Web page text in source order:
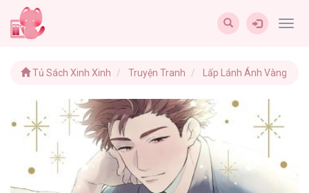
Tủ Sách Xinh Xinh Truyện Tranh Lấp Lánh Ánh Vàng